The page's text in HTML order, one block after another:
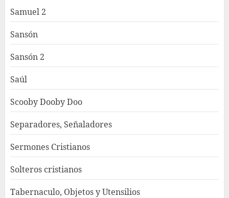
Samuel 2
Sansón
Sansón 2
Saúl
Scooby Dooby Doo
Separadores, Señaladores
Sermones Cristianos
Solteros cristianos
Tabernaculo, Objetos y Utensilios